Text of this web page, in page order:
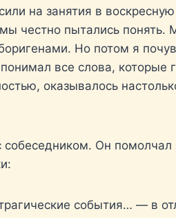
на занятия в
честно пытались понять.
Но потом я
все слова, которые
оказывалось
Он помолчал
события… — в